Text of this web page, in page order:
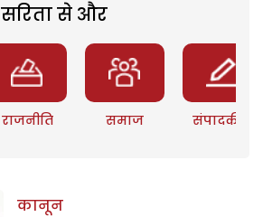
सरिता से और
राजनीति समाज संपादकीय
कानून